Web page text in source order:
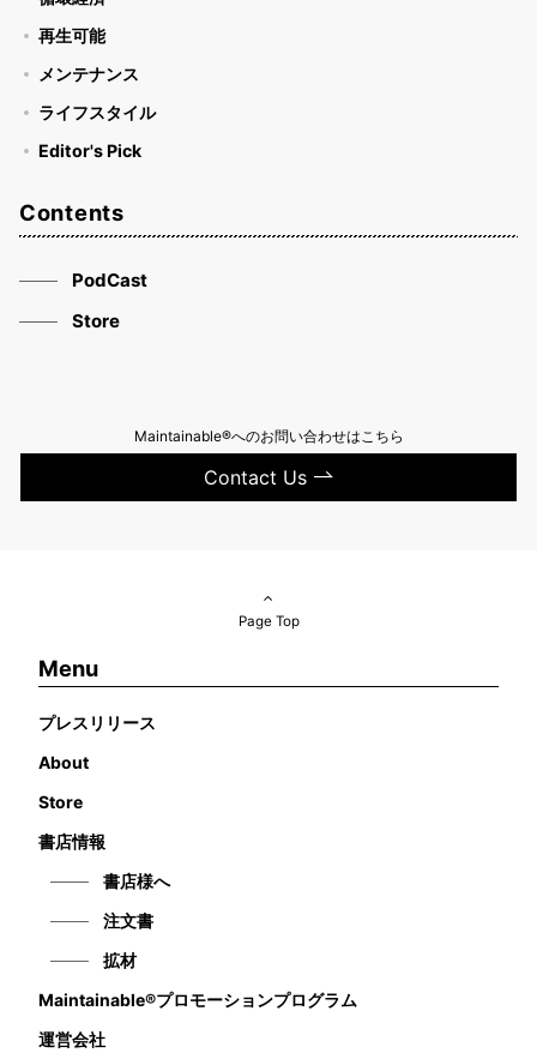
再生可能
メンテナンス
ライフスタイル
Editor's Pick
Contents
PodCast
Store
Maintainable®へのお問い合わせはこちら
Contact Us
Page Top
Menu
プレスリリース
About
Store
書店情報
書店様へ
注文書
拡材
Maintainable®プロモーションプログラム
運営会社